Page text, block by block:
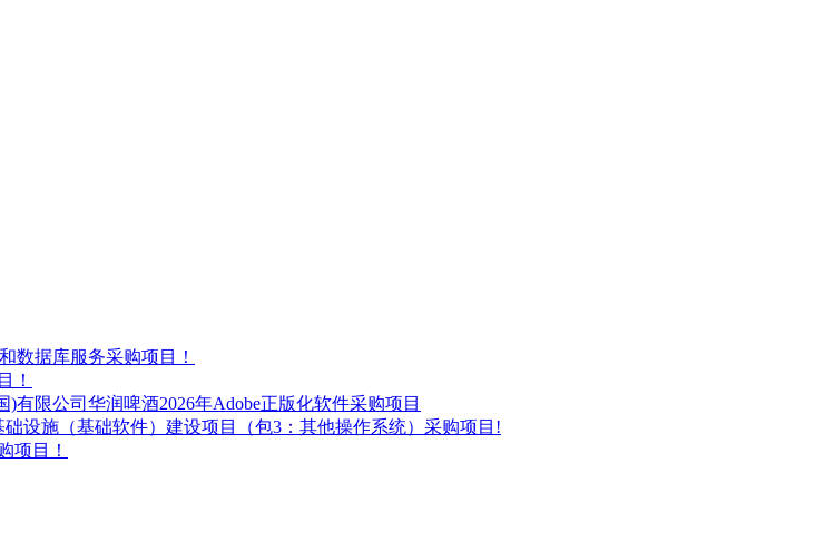
数据库服务采购项目！
！
限公司华润啤酒2026年Adobe正版化软件采购项目
设施（基础软件）建设项目（包3：其他操作系统）采购项目!
项目！